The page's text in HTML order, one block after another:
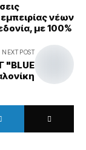
νέων
με 100%
NEXT POST
"BLUE